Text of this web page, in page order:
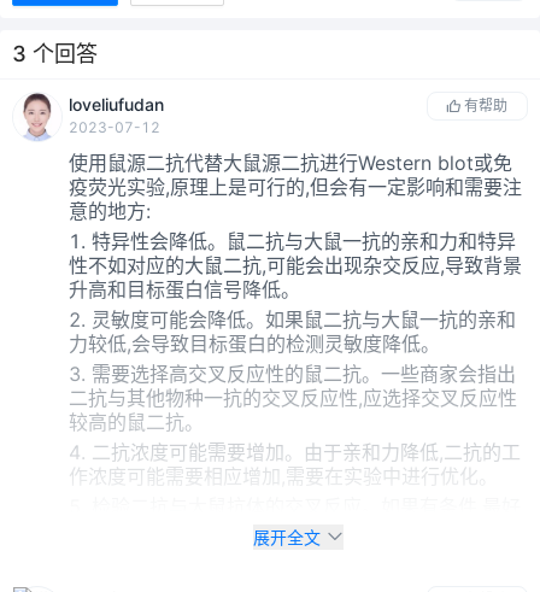
3 个回答
loveliufudan
2023-07-12
有帮助
使用鼠源二抗代替大鼠源二抗进行Western blot或免
疫荧光实验,原理上是可行的,但会有一定影响和需要注
意的地方:
1. 特异性会降低。鼠二抗与大鼠一抗的亲和力和特异
性不如对应的大鼠二抗,可能会出现杂交反应,导致背景
升高和目标蛋白信号降低。
2. 灵敏度可能会降低。如果鼠二抗与大鼠一抗的亲和
力较低,会导致目标蛋白的检测灵敏度降低。
3. 需要选择高交叉反应性的鼠二抗。一些商家会指出
二抗与其他物种一抗的交叉反应性,应选择交叉反应性
较高的鼠二抗。
4. 二抗浓度可能需要增加。由于亲和力降低,二抗的工
作浓度可能需要相应增加,需要在实验中进行优化。
进行Dot blot或Western blot测试,确认所选鼠二抗能
够与所购买的大鼠一抗发生明显的交叉反应,并且表现
展开全文